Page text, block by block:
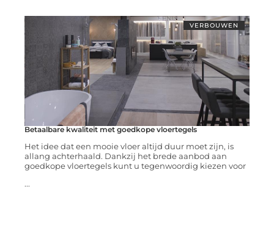
VERBOUWEN
Betaalbare kwaliteit met goedkope vloertegels
Het idee dat een mooie vloer altijd duur moet zijn, is
allang achterhaald. Dankzij het brede aanbod aan
goedkope vloertegels kunt u tegenwoordig kiezen voor
...